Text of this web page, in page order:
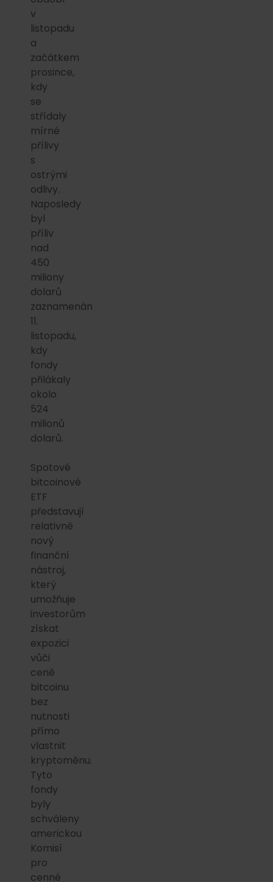
v
listopadu
a
začátkem
prosince,
kdy
se
střídaly
mírné
přílivy
s
ostrými
odlivy.
Naposledy
byl
příliv
nad
450
miliony
dolarů
zaznamenán
11.
listopadu,
kdy
fondy
přilákaly
okolo
524
milionů
dolarů.
Spotové
bitcoinové
ETF
představují
relativně
nový
finanční
nástroj,
který
umožňuje
investorům
získat
expozici
vůči
ceně
bitcoinu
bez
nutnosti
přímo
vlastnit
kryptoměnu.
Tyto
fondy
byly
schváleny
americkou
Komisí
pro
cenné